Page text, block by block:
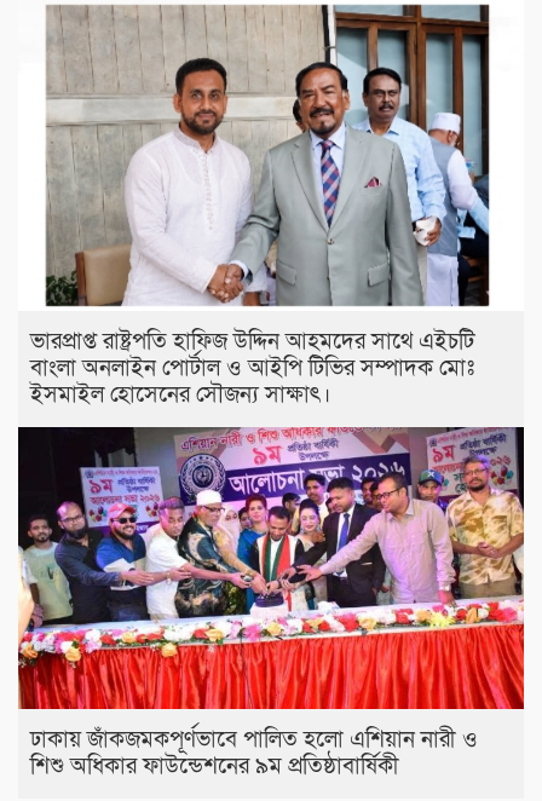
ভারপ্রাপ্ত রাষ্ট্রপতি হাফিজ উদ্দিন আহমদের সাথে এইচটি
বাংলা অনলাইন পোর্টাল ও আইপি টিভির সম্পাদক মোঃ
ইসমাইল হোসেনের সৌজন্য সাক্ষাৎ।
ঢাকায় জাঁকজমকপূর্ণভাবে পালিত হলো এশিয়ান নারী ও
শিশু অধিকার ফাউন্ডেশনের ৯ম প্রতিষ্ঠাবার্ষিকী